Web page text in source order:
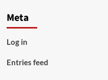
Meta
Log in
Entries feed